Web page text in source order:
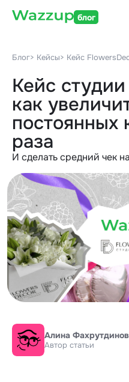
блог
Блог> Кейсы> Кейс
Кейс
как
постоянных
раза
И сделать средний чек
Алина
Автор статьи